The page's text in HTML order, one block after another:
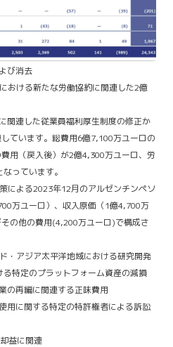
び消去
おける新たな労働協約に関連した2億
関連した従業員福利厚生制度の修正か
ています。総費用6億7,100万ユーロの
用（戻入後）が2億4,300万ユーロ、労
っています。
による2023年12月のアルゼンチンペソ
万ユーロ）、収入原価（1億4,700万
の他の費用(4,200万ユーロ)で構成さ
・アジア太平洋地域における研究開発
特定のプラットフォーム資産の減損
の再編に関連する正味費用
用に関する特定の特許権者による訴訟
益に関連